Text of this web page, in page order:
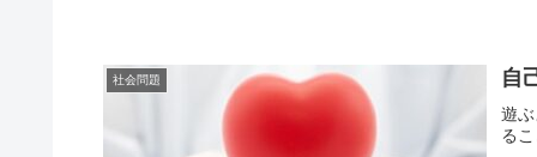
社会問題 自
遊
る